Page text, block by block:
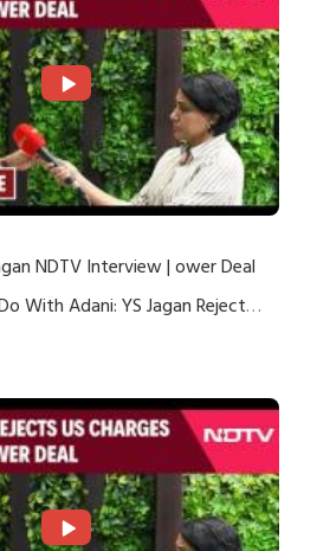
NDTV Interview | ower Deal
With Adani: YS Jagan Rejects